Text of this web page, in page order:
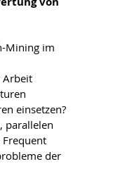
Mining im
Arbeit
einsetzen?
parallelen
der